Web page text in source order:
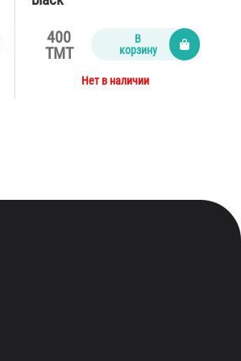
400
TMT
В
корзину
Нет в наличии